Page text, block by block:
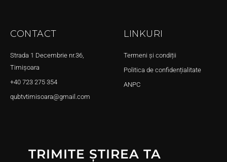
CONTACT
Strada 1 Decembrie nr.36,
Timișoara
+40 723 275 354
qubtvtimisoara@gmail.com
LINKURI
Termeni și condiții
Politica de confidențialitate
ANPC
TRIMITE ȘTIREA TA